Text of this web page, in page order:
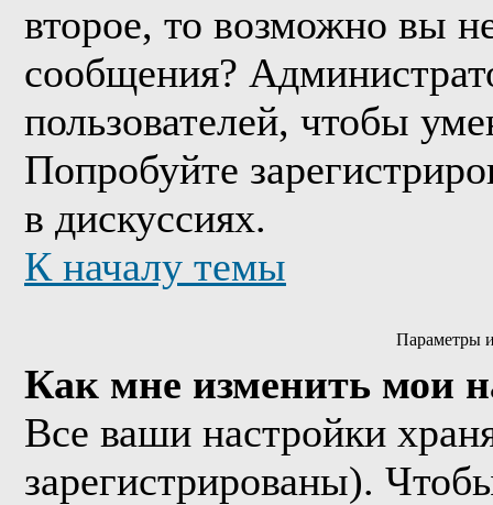
второе, то возможно вы
сообщения?
пользователей, чтобы
Попробуйте
в дискуссиях.
К началу темы
Параметры
Как мне изменить мои
Все ваши настройки
зарегистрированы).